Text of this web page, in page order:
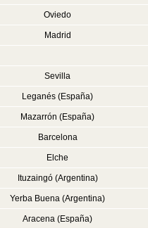
Oviedo
Madrid
Sevilla
Leganés (España)
Mazarrón (España)
Barcelona
Elche
Ituzaingó (Argentina)
Yerba Buena (Argentina)
Aracena (España)